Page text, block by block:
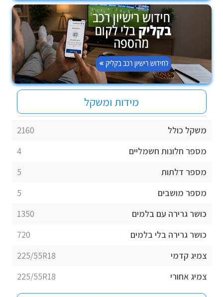
מידות ומשקל
משקל כולל
2160
מספר חלונות חשמליים
4
מספר דלתות
5
מספר מושבים
5
כושר גרירה עם בלמים
1350
כושר גרירה בלי בלמים
720
צמיג קדמי
225/55R18
צמיג אחורי
225/55R18